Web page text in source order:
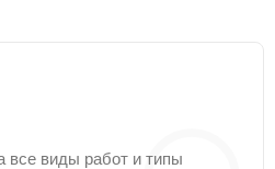
все виды работ и типы